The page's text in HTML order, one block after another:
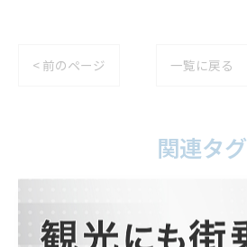
< 前のページ 一覧に戻る
関連タグ